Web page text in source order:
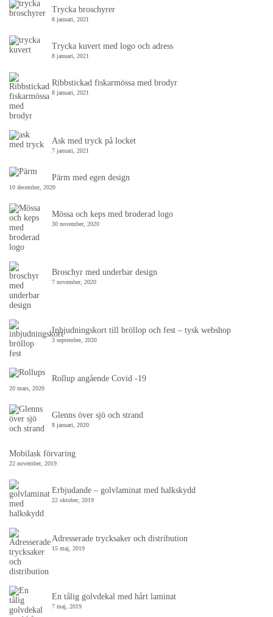
Trycka broschyrer
8 januari, 2021
Trycka kuvert med logo och adress
8 januari, 2021
Ribbstickad fiskarmössa med brodyr
8 januari, 2021
Ask med tryck på locket
7 januari, 2021
Pärm med egen design
10 december, 2020
Mössa och keps med broderad logo
30 november, 2020
Broschyr med underbar design
7 november, 2020
Inbjudningskort till bröllop och fest – tysk webshop
3 september, 2020
Rollup angående Covid -19
20 mars, 2020
Glenns över sjö och strand
8 januari, 2020
Mobilask förvaring
22 november, 2019
Erbjudande – golvlaminat med halkskydd
22 oktober, 2019
Adresserade trycksaker och distribution
15 maj, 2019
En tålig golvdekal med hårt laminat
7 maj, 2019